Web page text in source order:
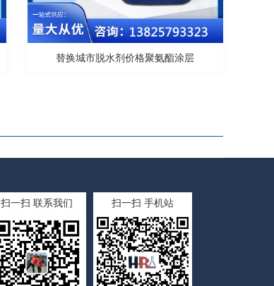
替换城市脱水剂价格聚氨酯涂层
扫一扫 联系我们 扫一扫 手机站